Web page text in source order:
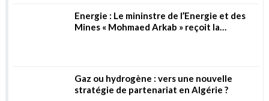
Energie : Le mininstre de l’Energie et des
Mines « Mohmaed Arkab » reçoit la
Gaz ou hydrogène : vers une nouvelle
stratégie de partenariat en Algérie ?